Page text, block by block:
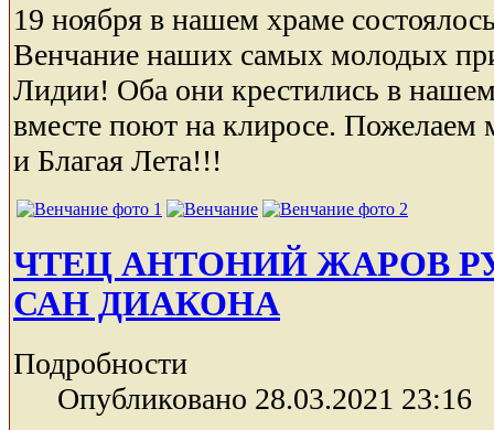
19 ноября в нашем храме
Венчание наших самых молодых
Лидии! Оба они крестились в
вместе поют на клиросе. Пожелаем
и Благая Лета!!!
ЧТЕЦ АНТОНИЙ ЖАРОВ
САН ДИАКОНА
Подробности
Опубликовано 28.03.2021 23:16